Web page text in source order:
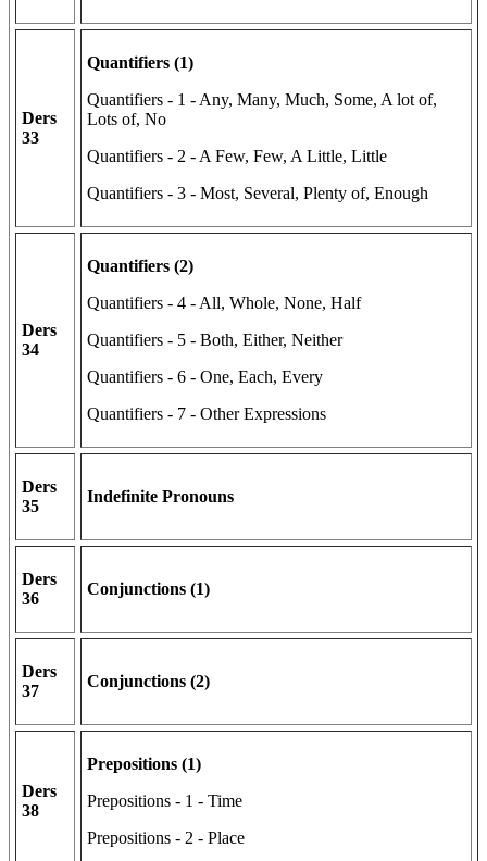
Ders
33
Quantifiers (1)
Quantifiers - 1 - Any, Many, Much, Some, A lot of,
Lots of, No
Quantifiers - 2 - A Few, Few, A Little, Little
Quantifiers - 3 - Most, Several, Plenty of, Enough
Ders
34
Quantifiers (2)
Quantifiers - 4 - All, Whole, None, Half
Quantifiers - 5 - Both, Either, Neither
Quantifiers - 6 - One, Each, Every
Quantifiers - 7 - Other Expressions
Ders
35
Indefinite Pronouns
Ders
36
Conjunctions (1)
Ders
37
Conjunctions (2)
Ders
38
Prepositions (1)
Prepositions - 1 - Time
Prepositions - 2 - Place